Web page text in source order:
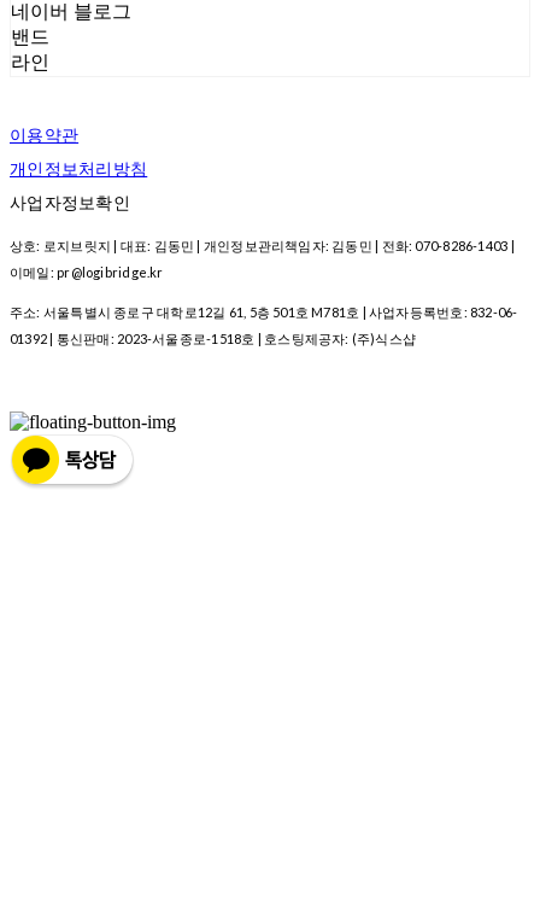
네이버 블로그
밴드
라인
이용약관
개인정보처리방침
사업자정보확인
상호: 로지브릿지 | 대표: 김동민 | 개인정보관리책임자: 김동민 | 전화: 070-8286-1403 |
이메일: pr@logibridge.kr
주소: 서울특별시 종로구 대학로12길 61, 5층 501호 M781호 | 사업자등록번호: 832-06-
01392 | 통신판매: 2023-서울종로-1518호 | 호스팅제공자: (주)식스샵